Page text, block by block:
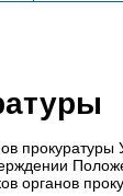
органов